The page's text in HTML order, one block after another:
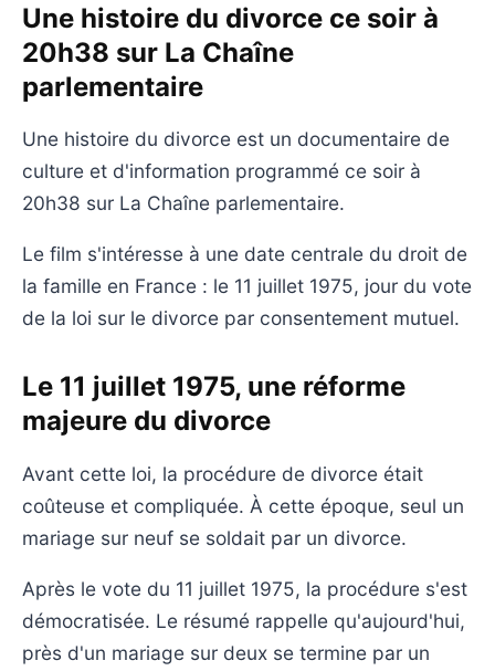
Une histoire du divorce ce soir à
20h38 sur La Chaîne
parlementaire
Une histoire du divorce est un documentaire de
culture et d'information programmé ce soir à
20h38 sur La Chaîne parlementaire.
Le film s'intéresse à une date centrale du droit de
la famille en France : le 11 juillet 1975, jour du vote
de la loi sur le divorce par consentement mutuel.
Le 11 juillet 1975, une réforme
majeure du divorce
Avant cette loi, la procédure de divorce était
coûteuse et compliquée. À cette époque, seul un
mariage sur neuf se soldait par un divorce.
Après le vote du 11 juillet 1975, la procédure s'est
démocratisée. Le résumé rappelle qu'aujourd'hui,
près d'un mariage sur deux se termine par un